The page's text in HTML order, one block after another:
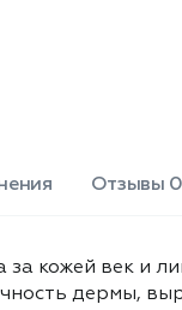
Отзывы 0
кожей век и
дермы,